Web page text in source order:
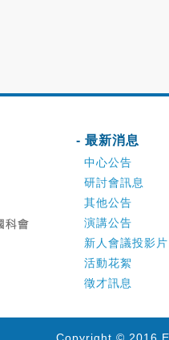
- 最新消息
中心公告
研討會訊息
其他公告
演講公告
新人會議投影片
活動花絮
徵才訊息